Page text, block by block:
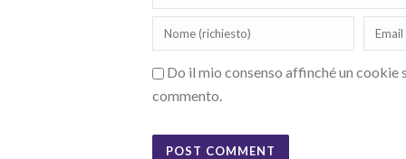
Do il mio consenso affinché un
commento.